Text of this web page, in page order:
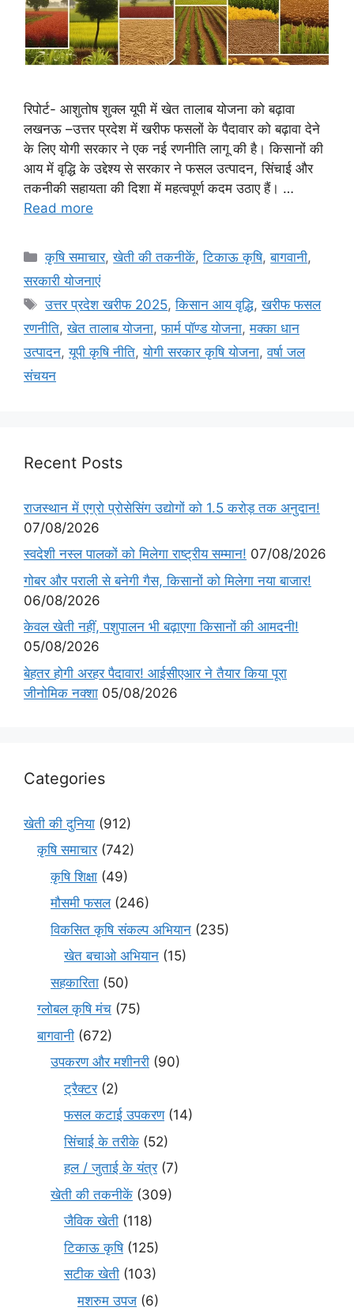
रिपोर्ट- आशुतोष शुक्ल यूपी में खेत तालाब योजना को बढ़ावा
लखनऊ –उत्तर प्रदेश में खरीफ फसलों के पैदावार को बढ़ावा देने
के लिए योगी सरकार ने एक नई रणनीति लागू की है। किसानों की
आय में वृद्धि के उद्देश्य से सरकार ने फसल उत्पादन, सिंचाई और
तकनीकी सहायता की दिशा में महत्वपूर्ण कदम उठाए हैं। …
Read more
कृषि समाचार,खेती की तकनीकें,टिकाऊ कृषि,बागवानी,
सरकारी योजनाएं
उत्तर प्रदेश खरीफ 2025,किसान आय वृद्धि,खरीफ फसल
रणनीति,खेत तालाब योजना,फार्म पॉण्ड योजना,मक्का धान
उत्पादन,यूपी कृषि नीति,योगी सरकार कृषि योजना,वर्षा जल
संचयन
Recent Posts
राजस्थान में एग्रो प्रोसेसिंग उद्योगों को 1.5 करोड़ तक अनुदान!
07/08/2026
स्वदेशी नस्ल पालकों को मिलेगा राष्ट्रीय सम्मान! 07/08/2026
गोबर और पराली से बनेगी गैस, किसानों को मिलेगा नया बाजार!
06/08/2026
केवल खेती नहीं, पशुपालन भी बढ़ाएगा किसानों की आमदनी!
05/08/2026
बेहतर होगी अरहर पैदावार! आईसीएआर ने तैयार किया पूरा
जीनोमिक नक्शा 05/08/2026
Categories
खेती की दुनिया (912)
कृषि समाचार(742)
कृषि शिक्षा (49)
मौसमी फसल(246)
विकसित कृषि संकल्प अभियान (235)
खेत बचाओ अभियान (15)
सहकारिता (50)
ग्लोबल कृषि मंच (75)
बागवानी (672)
उपकरण और मशीनरी (90)
ट्रैक्टर(2)
फसल कटाई उपकरण(14)
सिंचाई के तरीके (52)
हल / जुताई के यंत्र(7)
खेती की तकनीकें (309)
जैविक खेती (118)
टिकाऊ कृषि(125)
सटीक खेती (103)
मशरुम उपज (6)